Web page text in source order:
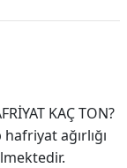
KAÇ TON?
ağırlığı